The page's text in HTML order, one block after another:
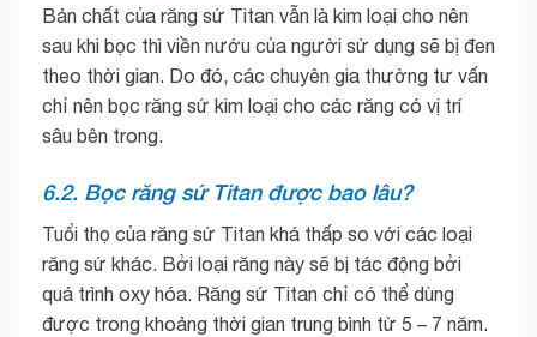
Bản chất của răng sứ Titan vẫn là kim loại cho nên
sau khi bọc thì viền nướu của người sử dụng sẽ bị đen
theo thời gian. Do đó, các chuyên gia thường tư vấn
chỉ nên bọc răng sứ kim loại cho các răng có vị trí
sâu bên trong.
6.2. Bọc răng sứ Titan được bao lâu?
Tuổi thọ của răng sứ Titan khá thấp so với các loại
răng sứ khác. Bởi loại răng này sẽ bị tác động bởi
quá trình oxy hóa. Răng sứ Titan chỉ có thể dùng
được trong khoảng thời gian trung bình từ 5 – 7 năm.